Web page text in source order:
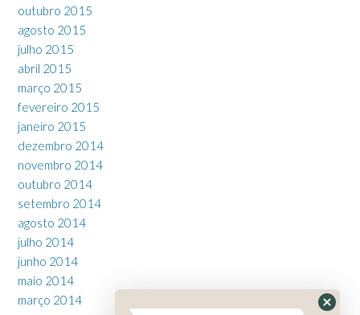
outubro 2015
agosto 2015
julho 2015
abril 2015
março 2015
fevereiro 2015
janeiro 2015
dezembro 2014
novembro 2014
outubro 2014
setembro 2014
agosto 2014
julho 2014
junho 2014
maio 2014
março 2014